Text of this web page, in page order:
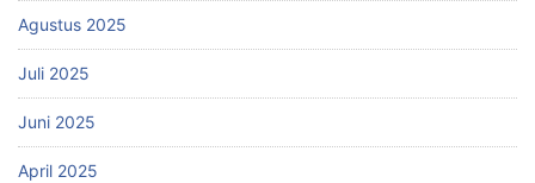
Agustus 2025
Juli 2025
Juni 2025
April 2025